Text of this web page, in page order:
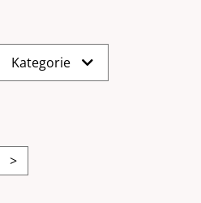
Kategorie
>